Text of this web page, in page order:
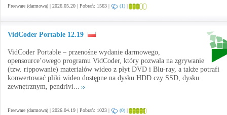
Freeware (darmowa) | 2026.05.20 | Pobrań: 1563 | (1) |
VidCoder Portable 12.19
VidCoder Portable – przenośne wydanie darmowego,
opensource’owego programu VidCoder, który pozwala na zgrywanie
(tzw. rippowanie) materiałów wideo z płyt DVD i Blu-ray, a także potrafi
konwertować pliki wideo dostępne na dysku HDD czy SSD, dysku
zewnętrznym, pendrivi...
Freeware (darmowa) | 2026.04.19 | Pobrań: 1023 | (0) |